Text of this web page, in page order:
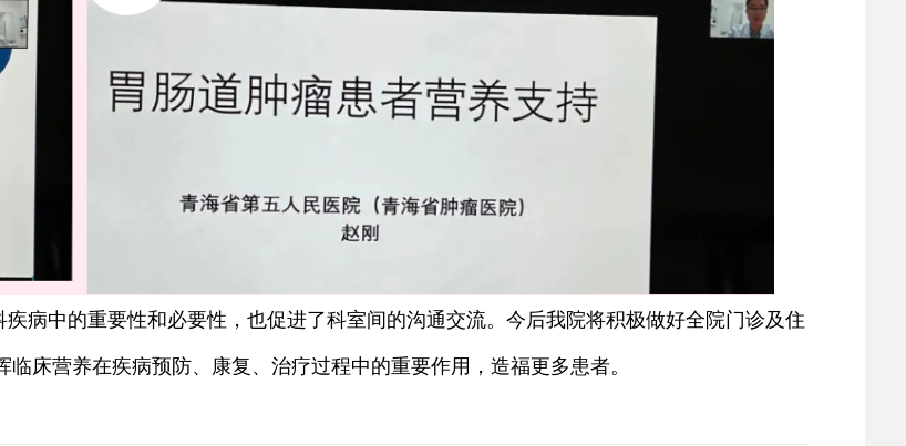
病中的重要性和必要性，也促进了科室间的沟通交流。今后我院将积极做好全院门诊及住
床营养在疾病预防、康复、治疗过程中的重要作用，造福更多患者。